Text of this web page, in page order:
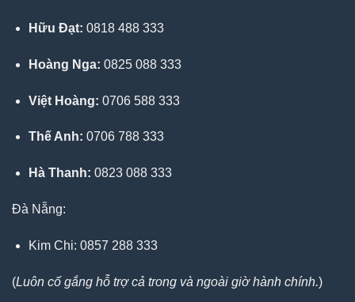
Hữu Đạt: 0818 488 333
Hoàng Nga: 0825 088 333
Việt Hoàng: 0706 588 333
Thế Anh: 0706 788 333
Hà Thanh: 0823 088 333
Đà Nẵng:
Kim Chi: 0857 288 333
(Luôn cố gắng hỗ trợ cả trong và ngoài giờ hành chính.)